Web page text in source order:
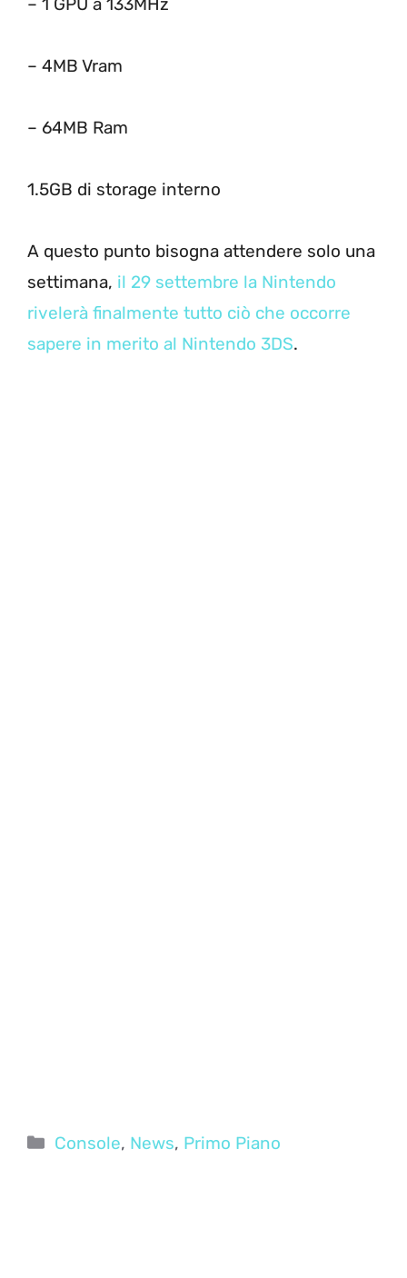
– 4MB Vram
– 64MB Ram
1.5GB di storage interno
A questo punto bisogna attendere solo una
settimana, il 29 settembre la Nintendo
rivelerà finalmente tutto ciò che occorre
sapere in merito al Nintendo 3DS.
Categorie
Console, News, Primo Piano